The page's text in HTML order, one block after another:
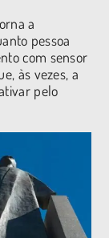
a
pessoa
com sensor
às vezes, a
pelo